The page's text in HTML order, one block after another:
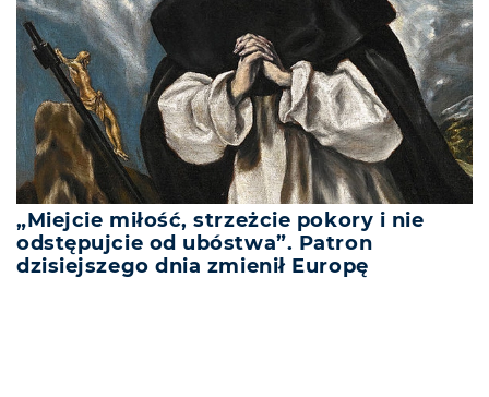
„Miejcie miłość, strzeżcie pokory i nie
odstępujcie od ubóstwa”. Patron
dzisiejszego dnia zmienił Europę